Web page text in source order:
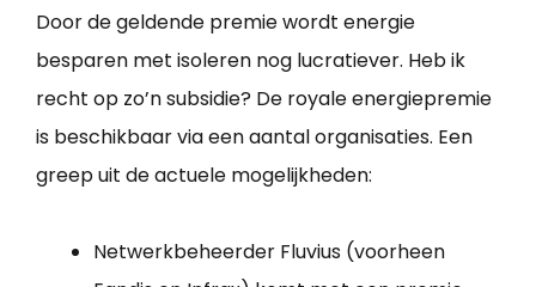
Door de geldende premie wordt energie
besparen met isoleren nog lucratiever. Heb ik
recht op zo’n subsidie? De royale energiepremie
is beschikbaar via een aantal organisaties. Een
greep uit de actuele mogelijkheden:
Netwerkbeheerder Fluvius (voorheen